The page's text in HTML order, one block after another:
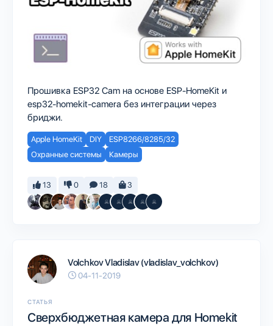
Прошивка ESP32 Cam на основе ESP-HomeKit и
esp32-homekit-camera без интеграции через
бриджи.
Apple HomeKit DIY
ESP8266/8285/32
Охранные системы
Камеры
13 0 18 3
Volchkov Vladislav (vladislav_volchkov)
04-11-2019
СТАТЬЯ
Сверхбюджетная камера для Homekit